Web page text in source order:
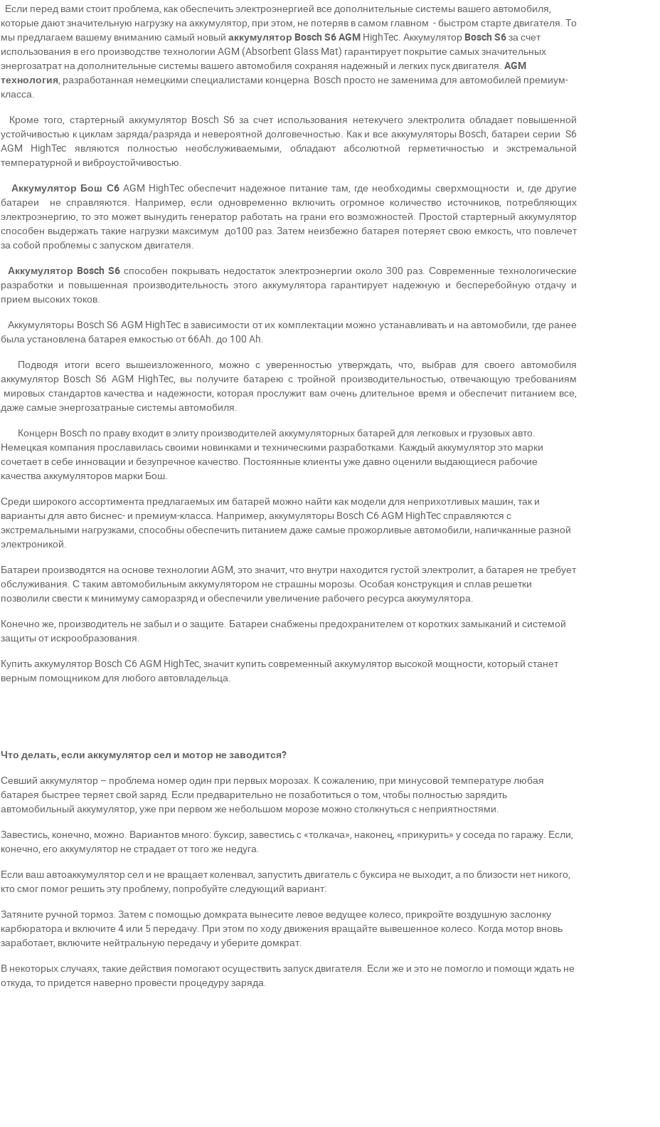
Если перед вами стоит проблема, как обеспечить электроэнергией все дополнительные системы вашего автомобиля,
которые дают значительную нагрузку на аккумулятор, при этом, не потеряв в самом главном - быстром старте двигателя. То
мы предлагаем вашему вниманию самый новый аккумулятор Bosch S6 AGM HighTec. Аккумулятор Bosch S6за счет
использования в его производстве технологии AGM (Absorbent Glass Mat) гарантирует покрытие самых значительных
энергозатрат на дополнительные системы вашего автомобиля сохраняя надежный и легких пуск двигателя. AGM
технология , разработанная немецкими специалистами концерна Bosch просто не заменима для автомобилей премиум-
класса.
Кроме того, стартерный аккумулятор Bosch S6 за счет использования нетекучего электролита обладает повышенной
устойчивостью к циклам заряда/разряда и невероятной долговечностью. Как и все аккумуляторы Bosch, батареи серии S6
AGM HighTec являются полностью необслуживаемыми, обладают абсолютной герметичностью и экстремальной
температурной и виброустойчивостью.
Аккумулятор Бош С6AGM HighTec обеспечит надежное питание там, где необходимы сверхмощности и, где другие
батареи не справляются. Например, если одновременно включить огромное количество источников, потребляющих
электроэнергию, то это может вынудить генератор работать на грани его возможностей. Простой стартерный аккумулятор
способен выдержать такие нагрузки максимум до100 раз. Затем неизбежно батарея потеряет свою емкость, что повлечет
за собой проблемы с запуском двигателя.
Аккумулятор Bosch S6 способен покрывать недостаток электроэнергии около 300 раз. Современные технологические
разработки и повышенная производительность этого аккумулятора гарантирует надежную и бесперебойную отдачу и
прием высоких токов.
Аккумуляторы Bosch S6 AGM HighTec в зависимости от их комплектации можно устанавливать и на автомобили, где ранее
была установлена батарея емкостью от 66Ah. до 100 Ah.
Подводя итоги всего вышеизложенного, можно с уверенностью утверждать, что, выбрав для своего автомобиля
аккумулятор Bosch S6 AGM HighTec, вы получите батарею с тройной производительностью, отвечающую требованиям
мировых стандартов качества и надежности, которая прослужит вам очень длительное время и обеспечит питанием все,
даже самые энергозатраные системы автомобиля.
Концерн Bosch по праву входит в элиту производителей аккумуляторных батарей для легковых и грузовых авто.
Немецкая компания прославилась своими новинками и техническими разработками. Каждый аккумулятор это марки
сочетает в себе инновации и безупречное качество. Постоянные клиенты уже давно оценили выдающиеся рабочие
качества аккумуляторов марки Бош.
Среди широкого ассортимента предлагаемых им батарей можно найти как модели для неприхотливых машин, так и
варианты для авто биснес- и премиум-класса. Например, аккумуляторы Bosch С6 AGM HighTec справляются с
экстремальными нагрузками, способны обеспечить питанием даже самые прожорливые автомобили, напичканные разной
электроникой.
Батареи производятся на основе технологии AGM , это значит, что внутри находится густой электролит, а батарея не требует
обслуживания. С таким автомобильным аккумулятором не страшны морозы. Особая конструкция и сплав решетки
позволили свести к минимуму саморазряд и обеспечили увеличение рабочего ресурса аккумулятора.
Конечно же, производитель не забыл и о защите. Батареи снабжены предохранителем от коротких замыканий и системой
защиты от искрообразования.
Купить аккумулятор Bosch С6 AGM HighTec, значит купить современный аккумулятор высокой мощности, который станет
верным помощником для любого автовладельца.
Что делать, если аккумулятор сел и мотор не заводится?
Севший аккумулятор – проблема номер один при первых морозах. К сожалению, при минусовой температуре любая
батарея быстрее теряет свой заряд. Если предварительно не позаботиться о том, чтобы полностью зарядить
автомобильный аккумулятор, уже при первом же небольшом морозе можно столкнуться с неприятностями.
Завестись, конечно, можно. Вариантов много: буксир, завестись с «толкача», наконец, «прикурить» у соседа по гаражу. Если,
конечно, его аккумулятор не страдает от того же недуга.
Если ваш автоаккумулятор сел и не вращает коленвал, запустить двигатель с буксира не выходит, а по близости нет никого,
кто смог помог решить эту проблему, попробуйте следующий вариант:
Затяните ручной тормоз. Затем с помощью домкрата вынесите левое ведущее колесо, прикройте воздушную заслонку
карбюратора и включите 4 или 5 передачу. При этом по ходу движения вращайте вывешенное колесо. Когда мотор вновь
заработает, включите нейтральную передачу и уберите домкрат.
В некоторых случаях, такие действия помогают осуществить запуск двигателя. Если же и это не помогло и помощи ждать не
откуда, то придется наверно провести процедуру заряда.
При отсутствии связи - пишите, звоните в Viber / Telegram (093) 600-51-11
Написать в Viber